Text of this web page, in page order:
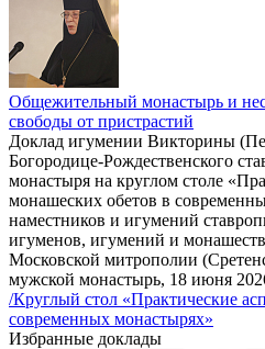
Общежительный монастырь и
свободы от пристрастий
Доклад игумении Викторины
Богородице-Рождественского
монастыря на круглом столе
монашеских обетов в
наместников и игумений
игуменов, игумений и
Московской митрополии
мужской монастырь, 18 июня
/Круглый стол «Практические
современных монастырях»
Избранные доклады